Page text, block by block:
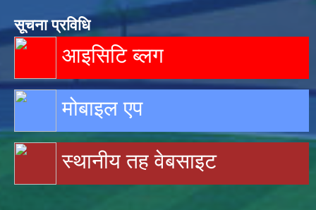
सूचना प्रविधि
आइसिटि ब्लग
मोबाइल एप
स्थानीय तह वेबसाइट